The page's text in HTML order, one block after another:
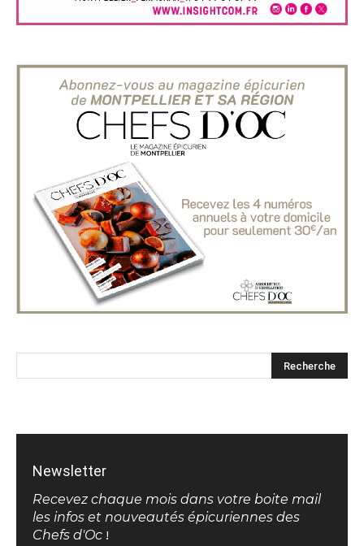
Newsletter
Recevez chaque mois dans votre boite mail
les infos et nouveautés épicuriennes des
Chefs d'Oc !